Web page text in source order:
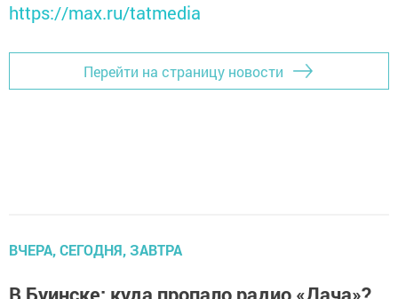
https://max.ru/tatmedia
Перейти на страницу новости
ВЧЕРА, СЕГОДНЯ, ЗАВТРА